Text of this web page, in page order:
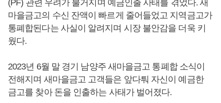
(PF) 관련 우려가 불거지며 예금인출 사태를 겪었다. 새
마을금고의 수신 잔액이 빠르게 줄어들었고 지역금고가
통폐합된다는 사실이 알려지며 시장 불안감을 더욱 키
웠다.
2023년 6월 말 경기 남양주 새마을금고 통폐합 소식이
전해지며 새마을금고 고객들은 앞다퉈 자신이 예금한
금고를 찾아 돈을 인출하는 사태가 벌어졌다.